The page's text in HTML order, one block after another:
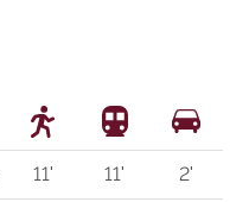
11' 11' 2'